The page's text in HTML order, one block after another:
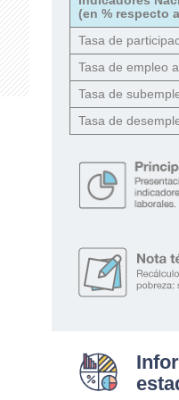
(en % respecto
Tasa de
Tasa de empleo
Tasa de
Tasa de